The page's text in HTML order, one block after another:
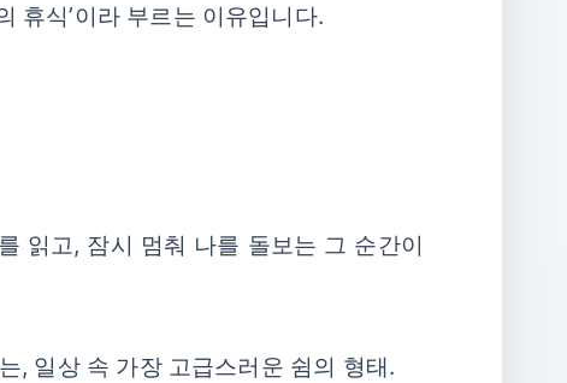
휴식’이라 부르는 이유입니다.
읽고, 잠시 멈춰 나를 돌보는 그 순간이
, 일상 속 가장 고급스러운 쉼의 형태.